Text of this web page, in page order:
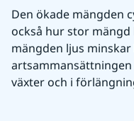
Den ökade mängden
också hur stor
mängden ljus
växter och i